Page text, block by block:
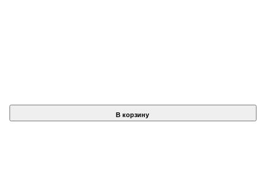
В корзину